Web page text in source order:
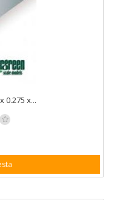
0.275 x...